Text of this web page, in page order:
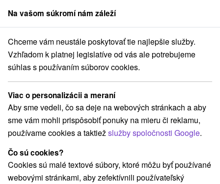
člen skupinySorger
Slovensko Banskobystrický kraj Dudince Kúpele Dudince
Recenzie - Kúpele Dudince
Dudince
Navigovať do miesta
O KÚPEĽOCH
RECENZIE
Na vašom súkromí nám záleží
Chceme vám neustále poskytovať tie najlepšie služby.
Vzhľadom k platnej legislatíve od vás ale potrebujeme
súhlas s používaním súborov cookies.
Viac o personalizácii a meraní
Aby sme vedeli, čo sa deje na webových stránkach a aby
sme vám mohli prispôsobiť ponuky na mieru či reklamu,
používame cookies a taktiežslužby spoločnosti Google.
Čo sú cookies?
Cookies sú malé textové súbory, ktoré môžu byť používané
webovými stránkami, aby zefektívnili používateľský